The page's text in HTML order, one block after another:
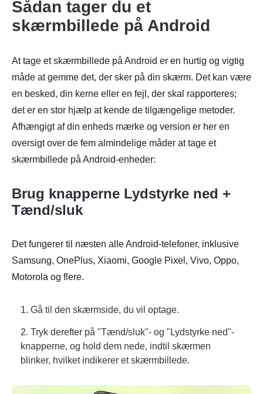
Sådan tager du et
skærmbillede på Android
At tage et skærmbillede på Android er en hurtig og vigtig
måde at gemme det, der sker på din skærm. Det kan være
en besked, din kerne eller en fejl, der skal rapporteres;
det er en stor hjælp at kende de tilgængelige metoder.
Afhængigt af din enheds mærke og version er her en
oversigt over de fem almindelige måder at tage et
skærmbillede på Android-enheder:
Brug knapperne Lydstyrke ned +
Tænd/sluk
Det fungerer til næsten alle Android-telefoner, inklusive
Samsung, OnePlus, Xiaomi, Google Pixel, Vivo, Oppo,
Motorola og flere.
1. Gå til den skærmside, du vil optage.
2. Tryk derefter på "Tænd/sluk"- og "Lydstyrke ned"-
knapperne, og hold dem nede, indtil skærmen
blinker, hvilket indikerer et skærmbillede.